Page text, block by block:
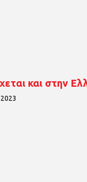
και στην